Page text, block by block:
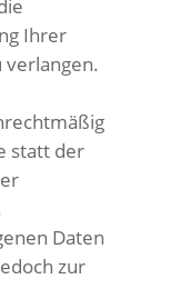
Ihrer
verlangen.
statt der
Daten
zur